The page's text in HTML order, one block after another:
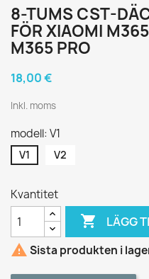
8-TUMS CST-
FÖR XIAOMI
M365 PRO
18,00 €
Inkl. moms
modell: V1
V1 V2
Kvantitet
 LÄGG
 Sista produkten i